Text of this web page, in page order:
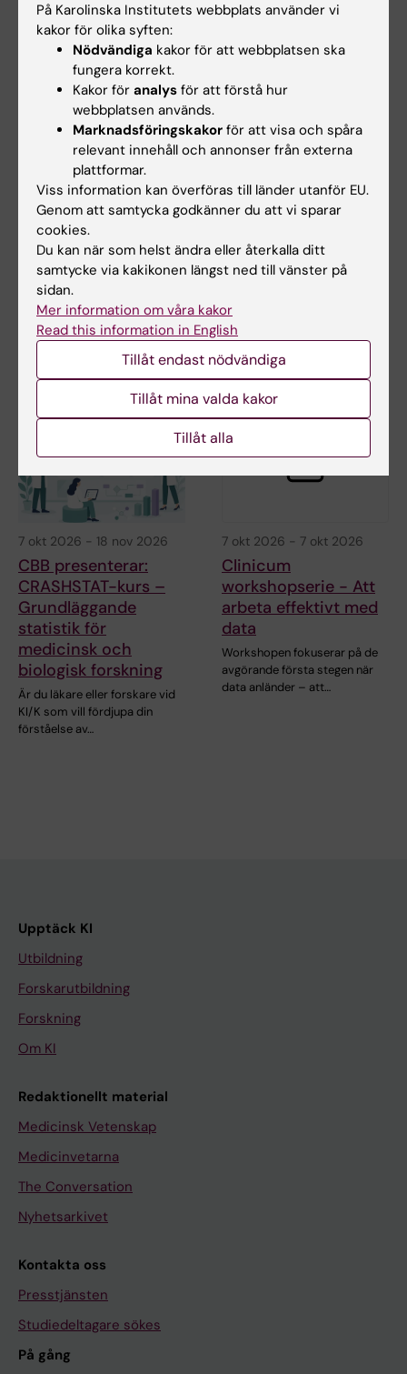
30 sep 2026-21 okt 2026
Clinicum
workshopserie
hösten 2026
Clinicums workshopserie "Tips
and tricks in study planning
and…
1 okt 2026- 1 okt 2026
CBB
rium: Longitudinal
data analysis 2 -
Centrum för Bioinformatik och
Biostatistik (CBB) presenterar
ett…
7 okt 2026 - 18 nov 2026
CBB presenterar:
CRASHSTAT-kurs –
Grundläggande
statistik för
medicinsk och
biologisk forskning
Är du läkare eller forskare vid
KI/K som vill fördjupa din
förståelse av…
7 okt 2026 - 7 okt 2026
Clinicum
workshopserie - Att
arbeta effektivt med
data
Workshopen fokuserar på de
avgörande första stegen när
data anländer – att…
Upptäck KI
Utbildning
Forskarutbildning
Forskning
Om KI
Redaktionellt material
Medicinsk Vetenskap
Medicinvetarna
The Conversation
Nyhetsarkivet
Kontakta oss
Presstjänsten
Studiedeltagare sökes
På gång
På Karolinska Institutets webbplats använder vi
kakor för olika syften:
Nödvändiga kakor för att webbplatsen ska
fungera korrekt.
Kakor för analys för att förstå hur
webbplatsen används.
Marknadsföringskakor för att visa och spåra
relevant innehåll och annonser från externa
plattformar.
Viss information kan överföras till länder utanför EU.
Genom att samtycka godkänner du att vi sparar
cookies.
Du kan när som helst ändra eller återkalla ditt
samtycke via kakikonen längst ned till vänster på
sidan.
Mer information om våra kakor
Read this information in English
Tillåt endast nödvändiga
Tillåt mina valda kakor
Tillåt alla